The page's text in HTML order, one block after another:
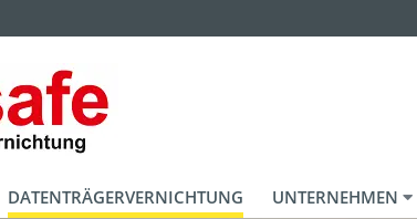
DATENTRÄGERVERNICHTUNG UNTERNEHMEN